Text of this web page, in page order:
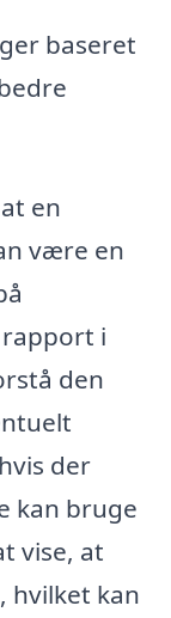
baseret
en
være en
i
den
der
kan bruge
vise, at
hvilket kan